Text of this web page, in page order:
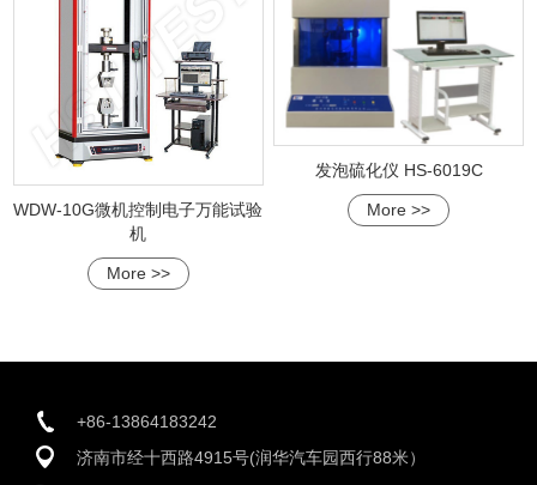
WDW-10G微机控制电子万能试验
机
More >>
发泡硫化仪 HS-6019C
More >>
+86-13864183242
济南市经十西路4915号(润华汽车园西行88米）